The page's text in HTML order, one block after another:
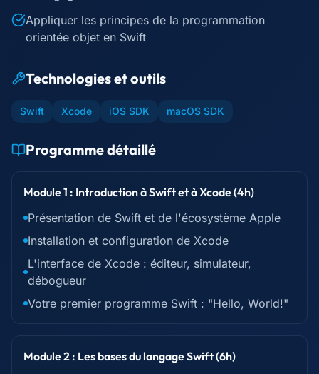
Appliquer les principes de la programmation
orientée objet en Swift
Technologies et outils
Swift Xcode iOS SDK macOS SDK
Programme détaillé
Module 1 : Introduction à Swift et à Xcode (4h)
Présentation de Swift et de l'écosystème Apple
Installation et configuration de Xcode
L'interface de Xcode : éditeur, simulateur,
débogueur
Votre premier programme Swift : "Hello, World!"
Module 2 : Les bases du langage Swift (6h)